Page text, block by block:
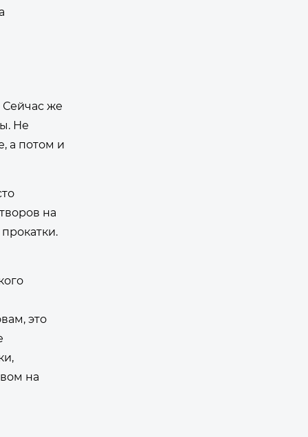
Сейчас же
Не
а потом и
на
это
на